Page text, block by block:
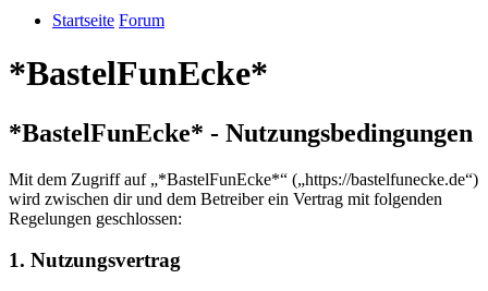
Startseite Forum
*BastelFunEcke*
*BastelFunEcke* - Nutzungsbedingungen
Mit dem Zugriff auf „*BastelFunEcke*“ („https://bastelfunecke.de“)
wird zwischen dir und dem Betreiber ein Vertrag mit folgenden
Regelungen geschlossen:
1. Nutzungsvertrag